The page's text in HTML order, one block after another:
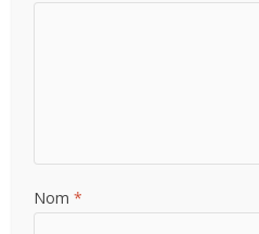
Nom*